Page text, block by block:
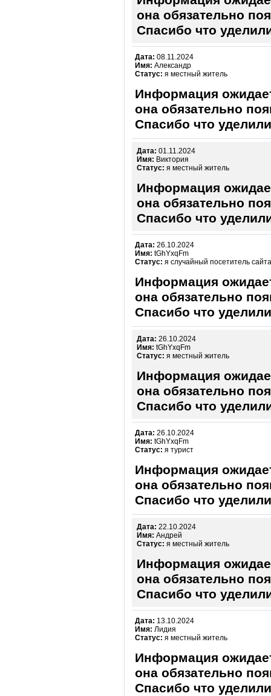
она обязательно
Спасибо что
Дата: 08.11.2024
Имя: Александр
Статус: я местный житель
Информация
она обязательно
Спасибо что
Дата: 01.11.2024
Имя: Виктория
Статус: я местный житель
Информация
она обязательно
Спасибо что
Дата: 26.10.2024
Имя: tGhYxqFm
Статус: я случайный посетитель сайта
Информация
она обязательно
Спасибо что
Дата: 26.10.2024
Имя: tGhYxqFm
Статус: я местный житель
Информация
она обязательно
Спасибо что
Дата: 26.10.2024
Имя: tGhYxqFm
Статус: я турист
Информация
она обязательно
Спасибо что
Дата: 22.10.2024
Имя: Андрей
Статус: я местный житель
Информация
она обязательно
Спасибо что
Дата: 13.10.2024
Имя: Лидия
Статус: я местный житель
Информация
она обязательно
Спасибо что